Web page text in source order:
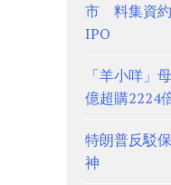
市 料集資約
IPO
「羊小咩」
億超購2224
特朗普反駁
神